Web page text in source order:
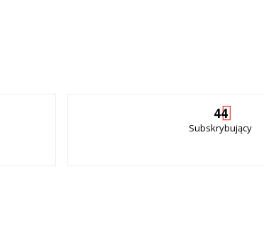
44
Subskrybujący